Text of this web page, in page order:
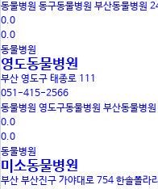
동물병원 동구동물병원 부산동물병원
0.0
0.0
동물병원
영도동물병원
부산 영도구 태종로 111
051-415-2566
동물병원 영도구동물병원 부산동물병원
0.0
0.0
동물병원
미소동물병원
부산 부산진구 가야대로 754 한솔폴라